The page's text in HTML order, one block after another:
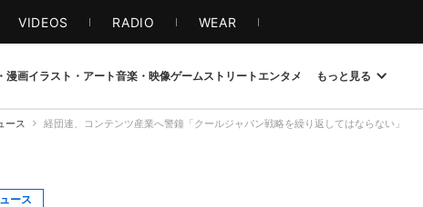
VIDEOS RADIO WEAR
漫画イラスト・アート音楽・映像ゲームストリート エンタメ もっと見る
ース 経団連、コンテンツ産業へ警鐘「クールジャパン戦略を繰り返してはならない」
ース